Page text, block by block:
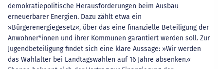
demokratiepolitische Herausforderungen beim Ausbau
erneuerbarer Energien. Dazu zählt etwa ein
»Bürgerenergiegesetz«, über das eine finanzielle Beteiligung der
Anwohner*innen und ihrer Kommunen garantiert werden soll. Zur
Jugendbeteiligung findet sich eine klare Aussage: »Wir werden
das Wahlalter bei Landtagswahlen auf 16 Jahre absenken.«